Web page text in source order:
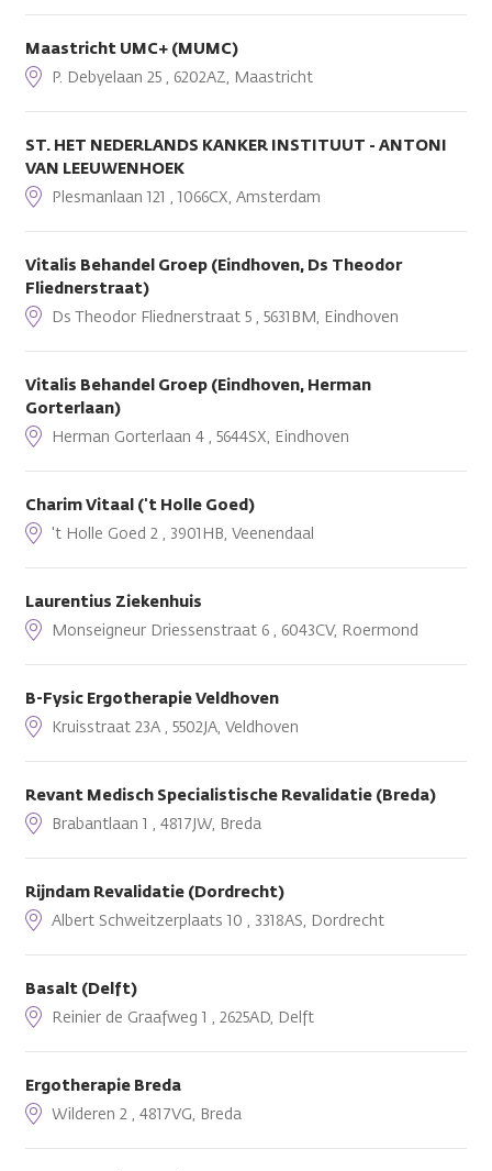
Maastricht UMC+ (MUMC)
P. Debyelaan 25 , 6202AZ, Maastricht
ST. HET NEDERLANDS KANKER INSTITUUT - ANTONI
VAN LEEUWENHOEK
Plesmanlaan 121 , 1066CX, Amsterdam
Vitalis Behandel Groep (Eindhoven, Ds Theodor
Fliednerstraat)
Ds Theodor Fliednerstraat 5 , 5631BM, Eindhoven
Vitalis Behandel Groep (Eindhoven, Herman
Gorterlaan)
Herman Gorterlaan 4 , 5644SX, Eindhoven
Charim Vitaal ('t Holle Goed)
't Holle Goed 2 , 3901HB, Veenendaal
Laurentius Ziekenhuis
Monseigneur Driessenstraat 6 , 6043CV, Roermond
B-Fysic Ergotherapie Veldhoven
Kruisstraat 23A , 5502JA, Veldhoven
Revant Medisch Specialistische Revalidatie (Breda)
Brabantlaan 1 , 4817JW, Breda
Rijndam Revalidatie (Dordrecht)
Albert Schweitzerplaats 10 , 3318AS, Dordrecht
Basalt (Delft)
Reinier de Graafweg 1 , 2625AD, Delft
Ergotherapie Breda
Wilderen 2 , 4817VG, Breda